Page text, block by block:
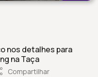
nos detalhes para
na Taça
Compartilhar